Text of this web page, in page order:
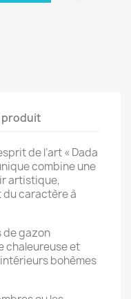
produit
de l’art « Dada
combine une
artistique,
caractère à
de gazon
chaleureuse et
bohèmes